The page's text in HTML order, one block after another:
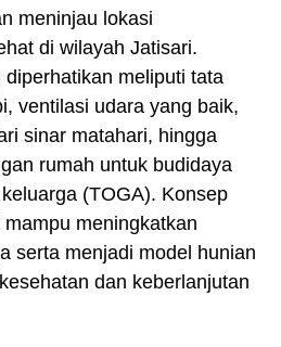
meninjau lokasi
di wilayah Jatisari.
meliputi tata
ventilasi udara yang baik,
sinar matahari, hingga
rumah untuk budidaya
(TOGA). Konsep
meningkatkan
serta menjadi model hunian
dan keberlanjutan